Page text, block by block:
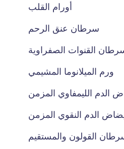
أورام القلب
سرطان عنق الرحم
القنوات الصفراوية
ورم الميلانوما المشيمي
الدم الليمفاوي المزمن
الدم النقوي المزمن
القولون والمستقيم